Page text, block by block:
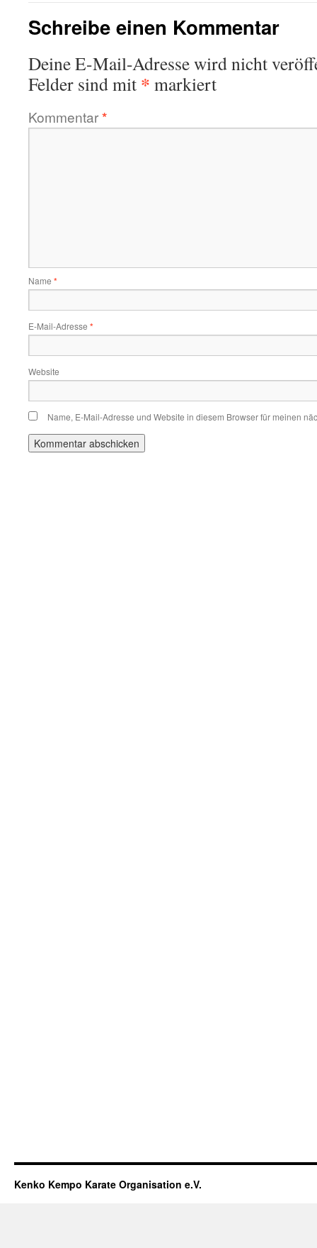
Schreibe einen Kommentar
Deine E-Mail-Adresse wird nicht
Felder sind mit * markiert
Kommentar*
Name *
E-Mail-Adresse *
Website
Name, E-Mail-Adresse und Website in diesem Browser für meinen
Kenko Kempo Karate Organisation e.V.